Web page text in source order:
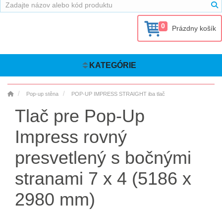
0 Prázdny košík
KATEGÓRIE
Pop-up stěna POP-UP IMPRESS STRAIGHT iba tlač
Tlač pre Pop-Up
Impress rovný
presvetlený s bočnými
stranami 7 x 4 (5186 x
2980 mm)